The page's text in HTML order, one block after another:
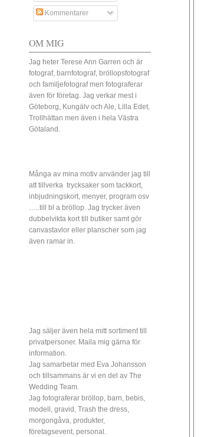
Kommentarer
OM MIG
Jag heter Terese Ann Garren och är
fotograf, barnfotograf, bröllopsfotograf
och familjefotograf men fotograferar
även för företag. Jag verkar mest i
Göteborg, Kungälv och Ale, Lilla Edet,
Trollhättan men även i hela Västra
Götaland.
Många av mina motiv använder jag till
att tillverka trycksaker som tackkort,
inbjudningskort, menyer, program osv
…..till bl a bröllop. Jag trycker även
dubbelvikta kort till butiker samt gör
canvastavlor eller planscher som jag
även ramar in.
Jag säljer även hela mitt sortiment till
privatpersoner. Maila mig gärna för
information.
Jag samarbetar med Eva Johansson
och tillsammans är vi en del av The
Wedding Team.
Jag fotograferar bröllop, barn, bebis,
modell, gravid, Trash the dress,
morgongåva, produkter,
företagsevent, personal.